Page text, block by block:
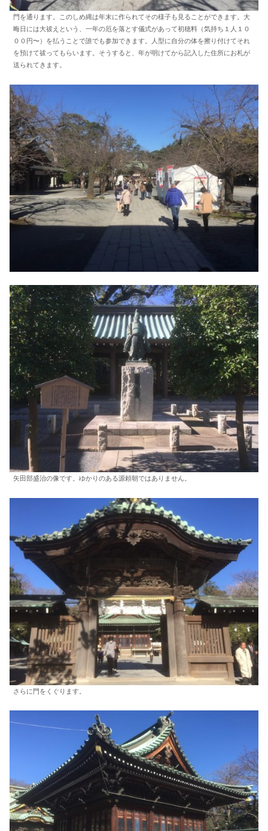
門を通ります。このしめ縄は年末に作られてその様子も見ることができます。大
晦日には大祓えという、一年の厄を落とす儀式があって初穂料（気持ち１人１０
００円〜）を払うことで誰でも参加できます。人型に自分の体を擦り付けてそれ
を預けて祓ってもらいます。そうすると、年が明けてから記入した住所にお札が
送られてきます。
矢田部盛治の像です。ゆかりのある源頼朝ではありません。
さらに門をくぐります。